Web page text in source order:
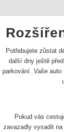
Potřebujete zůstat
další dny ještě
parkování. Vaše
Pokud vás
zavazadly vysadit na